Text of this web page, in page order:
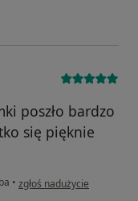
poszło bardzo
się pięknie
• w opinii użytkownika Ania
zgłoś nadużycie